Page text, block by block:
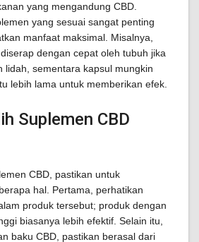
yang mengandung CBD.
yang sesuai sangat penting
manfaat maksimal. Misalnya,
dengan cepat oleh tubuh jika
lidah, sementara kapsul mungkin
lebih lama untuk memberikan efek.
Suplemen CBD
CBD, pastikan untuk
hal. Pertama, perhatikan
produk tersebut; produk dengan
biasanya lebih efektif. Selain itu,
baku CBD, pastikan berasal dari